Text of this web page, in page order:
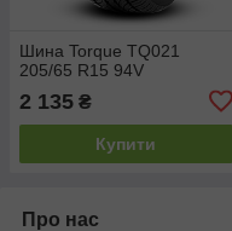
Шина Torque TQ021
205/65 R15 94V
2 135 ₴
Купити
Про нас